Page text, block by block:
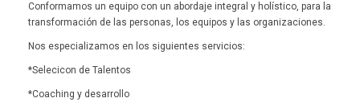
Conformamos un equipo con un abordaje integral y holístico, para la
transformación de las personas, los equipos y las organizaciones.
Nos especializamos en los siguientes servicios:
*Selecicon de Talentos
*Coaching y desarrollo